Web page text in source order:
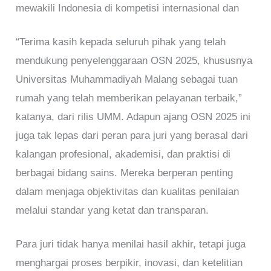
mewakili Indonesia di kompetisi internasional dan
“Terima kasih kepada seluruh pihak yang telah
mendukung penyelenggaraan OSN 2025, khususnya
Universitas Muhammadiyah Malang sebagai tuan
rumah yang telah memberikan pelayanan terbaik,”
katanya, dari rilis UMM. Adapun ajang OSN 2025 ini
juga tak lepas dari peran para juri yang berasal dari
kalangan profesional, akademisi, dan praktisi di
berbagai bidang sains. Mereka berperan penting
dalam menjaga objektivitas dan kualitas penilaian
melalui standar yang ketat dan transparan.
Para juri tidak hanya menilai hasil akhir, tetapi juga
menghargai proses berpikir, inovasi, dan ketelitian